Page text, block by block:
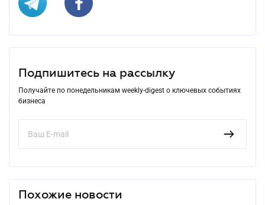
Подпишитесь на рассылку
Получайте по понедельникам weekly-digest о ключевых событиях
бизнеса
Похожие новости